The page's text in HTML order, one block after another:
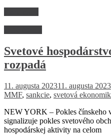
Svetové
rozpadá
11. augusta 202311. augusta 2023
MMF, sankcie, svetová
NEW YORK – Pokles čínskeho
signalizuje pokles svetového
hospodárskej aktivity na celom